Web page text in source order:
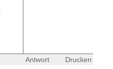
Antwort Drucken